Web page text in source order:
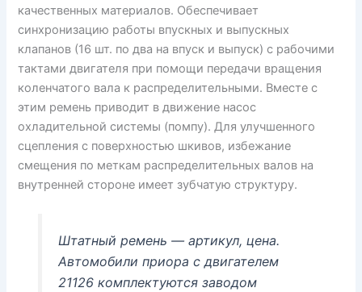
качественных материалов. Обеспечивает
синхронизацию работы впускных и выпускных
клапанов (16 шт. по два на впуск и выпуск) с рабочими
тактами двигателя при помощи передачи вращения
коленчатого вала к распределительными. Вместе с
этим ремень приводит в движение насос
охладительной системы (помпу). Для улучшенного
сцепления с поверхностью шкивов, избежание
смещения по меткам распределительных валов на
внутренней стороне имеет зубчатую структуру.
Штатный ремень — артикул, цена.
Автомобили приора с двигателем
21126 комплектуются заводом